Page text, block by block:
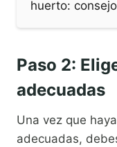
huerto:
Paso 2:
adecuadas
Una vez que
adecuadas,